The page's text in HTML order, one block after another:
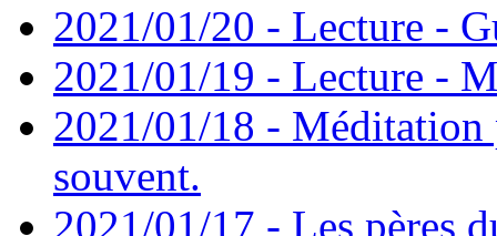
2021/01/20 - Lecture -
2021/01/19 - Lecture -
2021/01/18 - Méditation
souvent.
2021/01/17 - Les pères